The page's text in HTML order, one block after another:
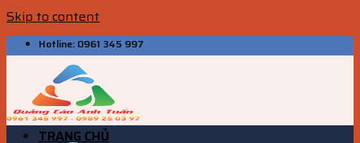
Skip to content
Hotline: 0961 345 997
TRANG CHỦ